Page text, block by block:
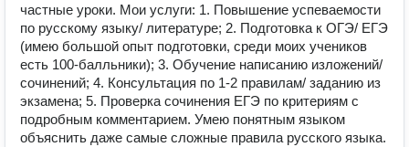
частные уроки. Мои услуги: 1. Повышение успеваемости
по русскому языку/ литературе; 2. Подготовка к ОГЭ/ ЕГЭ
(имею большой опыт подготовки, среди моих учеников
есть 100-балльники); 3. Обучение написанию изложений/
сочинений; 4. Консультация по 1-2 правилам/ заданию из
экзамена; 5. Проверка сочинения ЕГЭ по критериям с
подробным комментарием. Умею понятным языком
объяснить даже самые сложные правила русского языка.